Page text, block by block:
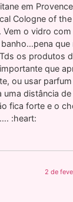
em
Cologne of
o vidro
que
os produtos
que
ou usar
distância
fica forte e o
:heart:
2 de